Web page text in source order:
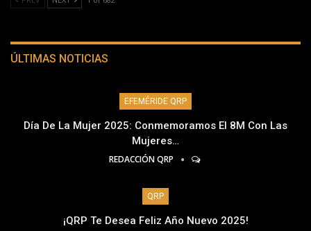
ÚLTIMAS NOTICIAS
EFEMÉRIDE QRP
Día De La Mujer 2025: Conmemoramos El 8M Con Las
Mujeres…
REDACCIÓN QRP
QRP
¡QRP Te Desea Feliz Año Nuevo 2025!